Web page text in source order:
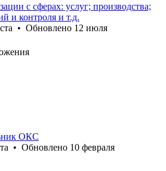
с сферах: услуг; производства;
и контроля и т.д.
• Обновлено 12 июля
ОКС
• Обновлено 10 февраля